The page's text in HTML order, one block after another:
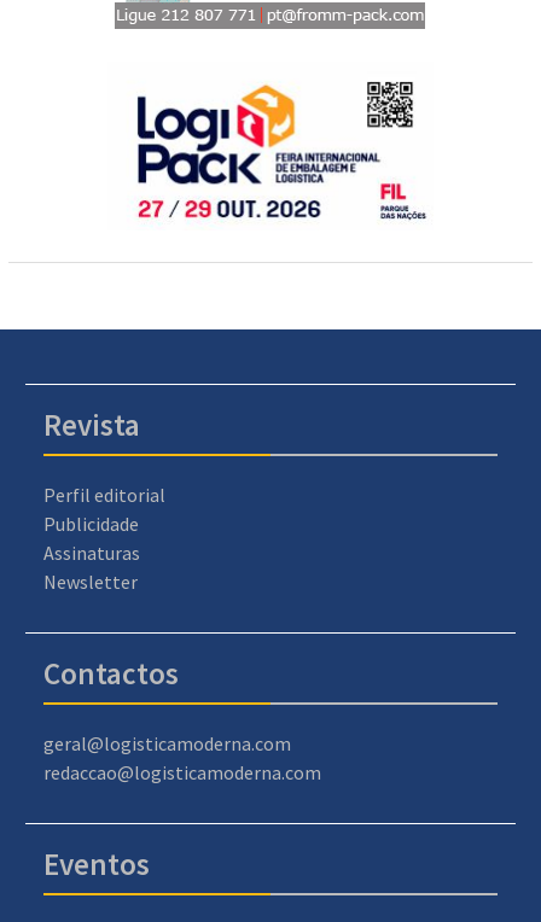
Revista
Perfil editorial
Publicidade
Assinaturas
Newsletter
Contactos
geral@logisticamoderna.com
redaccao@logisticamoderna.com
Eventos